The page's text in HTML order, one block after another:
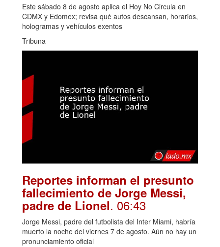
Este sábado 8 de agosto aplica el Hoy No Circula en
CDMX y Edomex; revisa qué autos descansan, horarios,
hologramas y vehículos exentos
Tribuna
Reportes informan el presunto
fallecimiento de Jorge Messi,
padre de Lionel. 06:43
Jorge Messi, padre del futbolista del Inter Miami, habría
muerto la noche del viernes 7 de agosto. Aún no hay un
pronunciamiento oficial